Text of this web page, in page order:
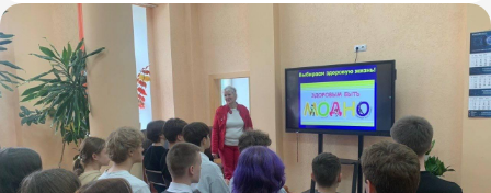
горада Мінска Беларускай партыі
«Белая Русь» Бабко Аленай
Анатольеўнай